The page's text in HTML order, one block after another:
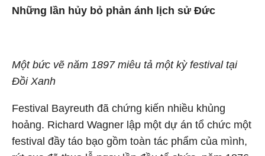
Những lần hủy bỏ phản ánh lịch sử Đức
Một bức vẽ năm 1897 miêu tả một kỳ festival tại
Đồi Xanh
Festival Bayreuth đã chứng kiến nhiều khủng
hoảng. Richard Wagner lập một dự án tổ chức một
festival đầy táo bạo gồm toàn tác phẩm của mình,